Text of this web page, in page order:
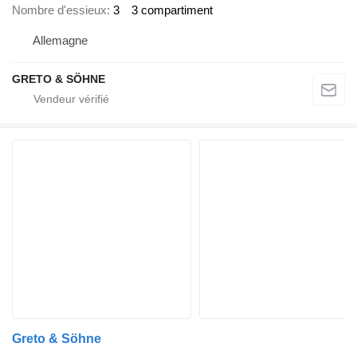
Nombre d'essieux 3 3 compartiment
Allemagne
GRETO & SÖHNE
Greto & Söhne